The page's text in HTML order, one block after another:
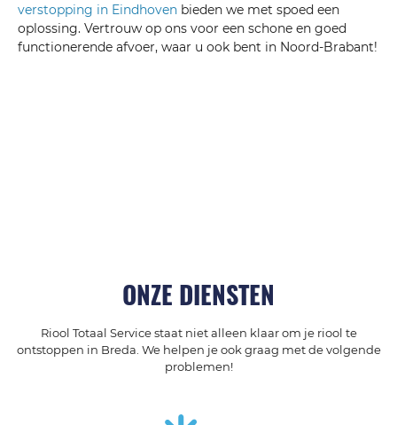
verstopping in Eindhoven bieden we met spoed een
oplossing. Vertrouw op ons voor een schone en goed
functionerende afvoer, waar u ook bent in Noord-Brabant!
ONZE DIENSTEN
Riool Totaal Service staat niet alleen klaar om je riool te
ontstoppen in Breda. We helpen je ook graag met de volgende
problemen!